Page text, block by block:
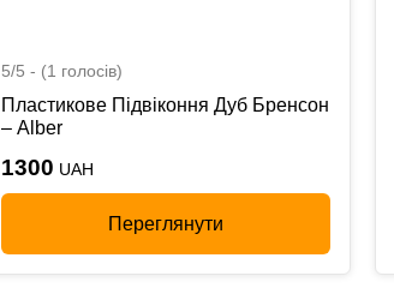
5/5 - (1 голосів)
Пластикове Підвіконня Дуб Бренсон
– Alber
1300 UAH
Переглянути